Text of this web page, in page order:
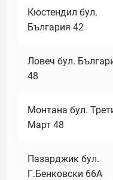
Кюстендил бул.
България 42
Ловеч бул.
48
Монтана бул.
Март 48
Пазарджик бул.
Г.Бенковски 66А